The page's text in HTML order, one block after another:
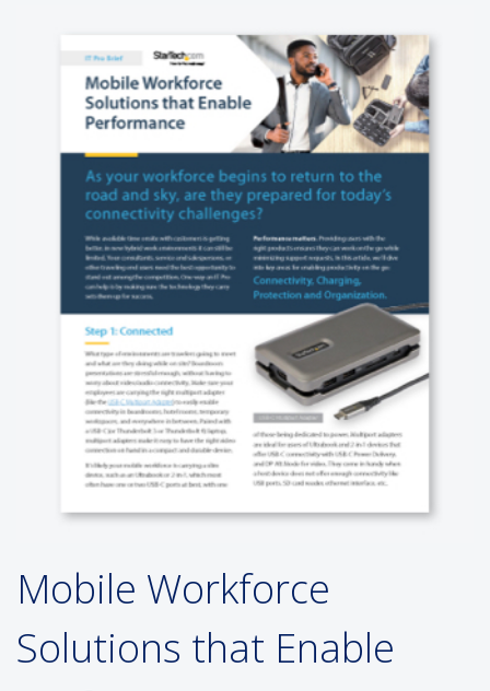
Mobile Workforce
Solutions that Enable